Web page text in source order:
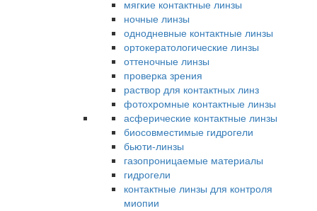
мягкие контактные линзы
ночные линзы
однодневные контактные линзы
ортокератологические линзы
оттеночные линзы
проверка зрения
раствор для контактных линз
фотохромные контактные линзы
асферические контактные линзы
биосовместимые гидрогели
бьюти-линзы
газопроницаемые материалы
гидрогели
контактные линзы для контроля
миопии